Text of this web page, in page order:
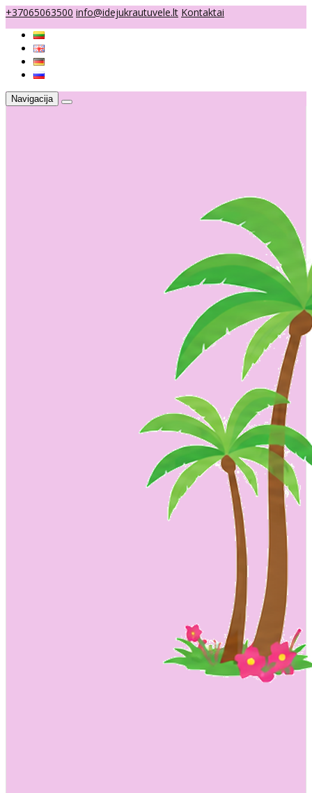
+37065063500 info@idejukrautuvele.lt Kontaktai
Navigacija